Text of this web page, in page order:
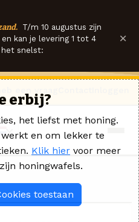
T/m 10 augustus zijn
kan je levering 1 tot 4
het snelst:
×
erbij?
het liefst met honing.
en om lekker te
Klik hier voor meer
honingwafels.
toestaan